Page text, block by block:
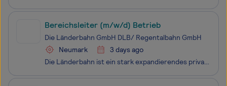
Bereichsleiter (m/w/d) Betrieb
Die Länderbahn GmbH DLB/ Regentalbahn GmbH
Neumark
3 days ago
Die Länderbahn ist ein stark expandierendes privates Eisenbahnverkehrsunternehmen mit langfristigen Verkehrsverträgen in Bayern und Sachsen, Rheinland-Pfalz und Saarland. Als traditionsreiches Unternehmen begeistern wir uns gleichermaßen für Bewährtes und Neues. Dabei zählen wir sowohl auf die Erfah